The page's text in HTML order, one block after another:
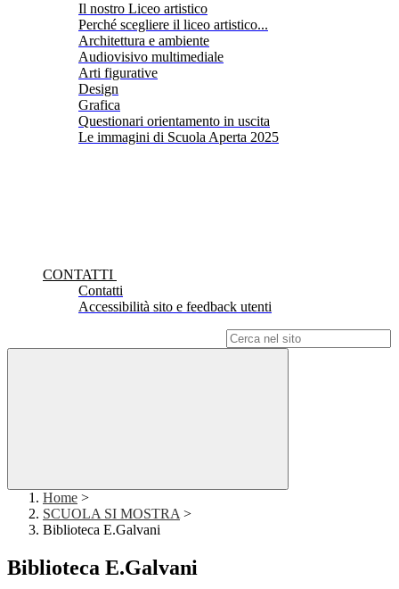
Il nostro Liceo artistico
Perché scegliere il liceo artistico...
Architettura e ambiente
Audiovisivo multimediale
Arti figurative
Design
Grafica
Questionari orientamento in uscita
Le immagini di Scuola Aperta 2025
CONTATTI
Contatti
Accessibilità sito e feedback utenti
Home >
SCUOLA SI MOSTRA >
Biblioteca E.Galvani
Biblioteca E.Galvani